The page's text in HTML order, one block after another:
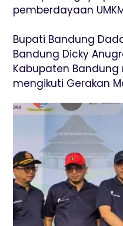
pemberdayaan
Bupati Bandung
Bandung Dicky
Kabupaten
mengikuti Gerakan